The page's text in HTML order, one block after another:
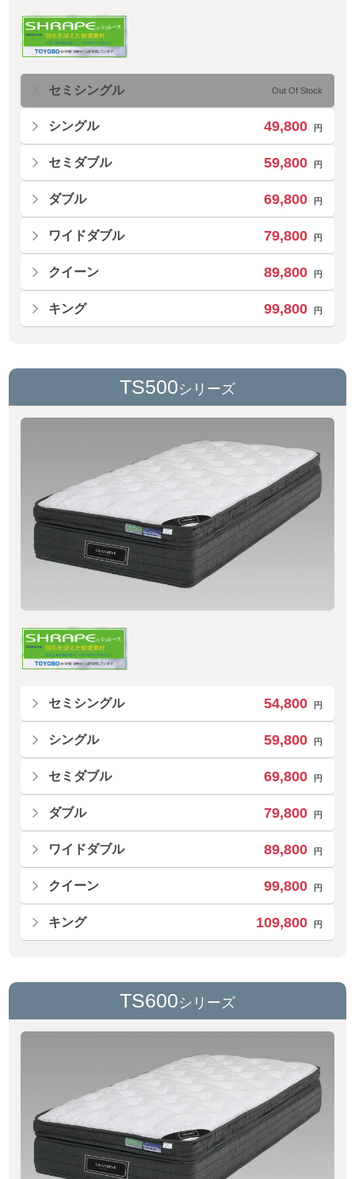
セミシングル Out Of Stock
シングル 49,800 円
セミダブル 59,800 円
ダブル 69,800 円
ワイドダブル 79,800 円
クイーン 89,800 円
キング 99,800 円
TS500シリーズ
セミシングル 54,800 円
シングル 59,800 円
セミダブル 69,800 円
ダブル 79,800 円
ワイドダブル 89,800 円
クイーン 99,800 円
キング 109,800 円
TS600シリーズ